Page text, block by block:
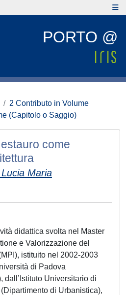
PORTO @
2 Contributo in Volume
(Capitolo o Saggio)
come
Maria
didattica svolta nel Master
e Valorizzazione del
istituito nel 2002-2003
di Padova
dall’Istituto Universitario di
di Urbanistica),